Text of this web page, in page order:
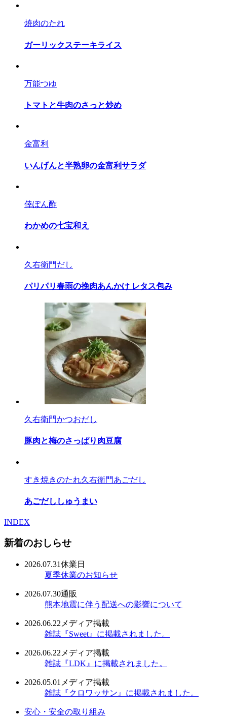
焼肉のたれ
ガーリックステーキライス
万能つゆ
トマトと牛肉のさっと炒め
金富利
いんげんと半熟卵の金富利サラダ
倖ぽん酢
わかめの七宝和え
久右衛門だし
パリパリ春雨の挽肉あんかけ レタス包み
久右衛門かつおだし
豚肉と梅のさっぱり肉豆腐
すき焼きのたれ久右衛門あごだし
あごだししゅうまい
INDEX
新着のおしらせ
2026.07.31休業日
夏季休業のお知らせ
2026.07.30通販
熊本地震に伴う配送への影響について
2026.06.22 メディア掲載
雑誌『Sweet』に掲載されました。
2026.06.22 メディア掲載
雑誌『LDK』に掲載されました。
2026.05.01 メディア掲載
雑誌『クロワッサン』に掲載されました。
安心・安全の取り組み